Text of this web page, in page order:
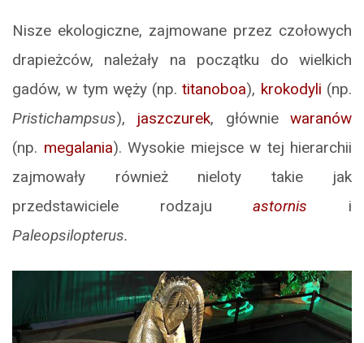
Nisze ekologiczne, zajmowane przez czołowych
drapieżców, należały na początku do wielkich
gadów, w tym węży (np.titanoboa), krokodyli (np.
Pristichampsus), jaszczurek, główniewaranów
(np. megalania). Wysokie miejsce w tej hierarchii
zajmowały również nieloty takie jak
przedstawiciele rodzajuastornis i
Paleopsilopterus.